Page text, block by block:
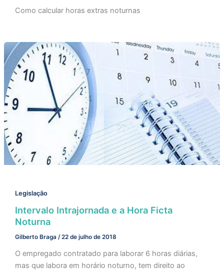
Como calcular horas extras noturnas
Legislação
Intervalo Intrajornada e a Hora Ficta
Noturna
Gilberto Braga /22 de julho de 2018
O empregado contratado para laborar 6 horas diárias,
mas que labora em horário noturno, tem direito ao